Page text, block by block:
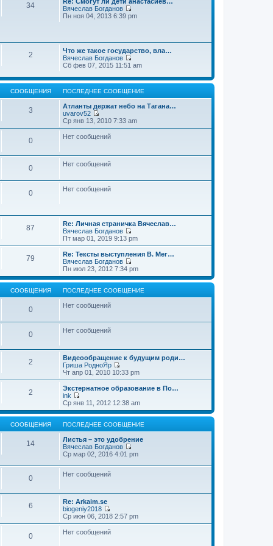
е
н
и
о
о
б
н
и
ю
с
л
е
м
у
с
о
б
щ
е
н
и
ю
и
п
д
е
м
у
с
о
о
щ
е
34
Вячеслав Богданов
П
й
т
к
о
с
л
д
е
м
е
Пн ноя 04, 2013 6:39 pm
2
Что же такое государство, вла…
Вячеслав Богданов
П
р
е
й
т
и
п
о
д
м
б
щ
н
и
ю
Сб фев 07, 2015 11:51 am
СООБЩЕНИЯ ПОСЛЕДНЕЕ СООБЩЕНИЕ
3
Атланты держат небо на Тагана…
uvarov52
П
е
р
е
т
и
с
д
н
е
м
о
о
б
щ
е
н
ю
Ср янв 13, 2010 7:33 am
0 Нет сообщений
0 Нет сообщений
0 Нет сообщений
87
Re: Личная страничка Вячеслав…
Вячеслав Богданов
П
е
р
е
й
т
и
к
е
м
у
о
о
б
е
н
ю
Пт мар 01, 2019 9:13 pm
79
Re: Тексты выступления В. Мег…
Вячеслав Богданов
П
е
р
е
й
л
е
д
н
е
у
о
о
б
щ
н
ю
Пн июл 23, 2012 7:34 pm
СООБЩЕНИЯ ПОСЛЕДНЕЕ СООБЩЕНИЕ
0 Нет сообщений
0 Нет сообщений
2
Видеообращение к будущим роди…
Гриша РодноЯр
П
е
р
е
й
т
и
к
о
с
л
е
д
у
о
б
Чт апр 01, 2010 10:33 pm
2
Экстернатное образование в По…
ink
П
е
р
е
й
т
и
к
п
о
с
д
н
е
м
у
с
Ср янв 11, 2012 12:38 am
СООБЩЕНИЯ ПОСЛЕДНЕЕ СООБЩЕНИЕ
14
Листья – это удобрение
Вячеслав Богданов
П
р
и
о
с
Ср мар 02, 2016 4:01 pm
0 Нет сообщений
6
Re: Arkaim.se
biogeniy2018
П
е
р
е
Ср июн 06, 2018 2:57 pm
0 Нет сообщений